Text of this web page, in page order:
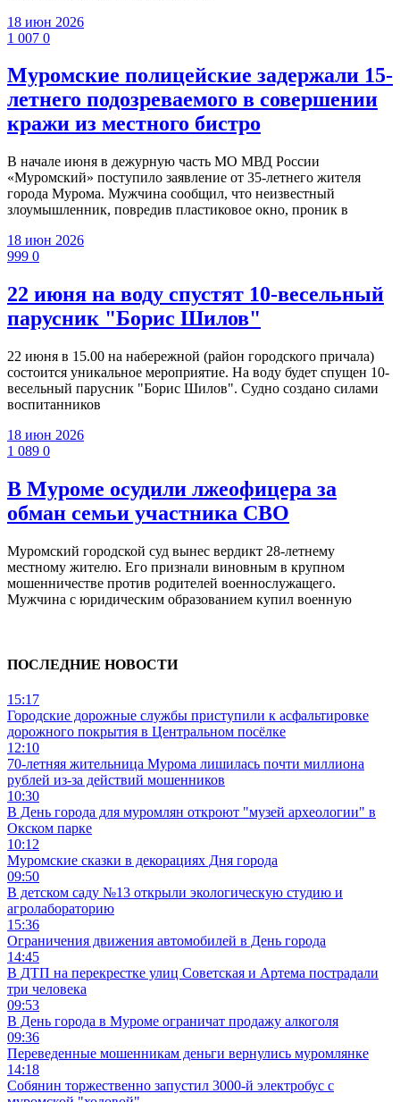
18 июн 2026
1 007 0
Муромские полицейские задержали 15-
летнего подозреваемого в совершении
кражи из местного бистро
В начале июня в дежурную часть МО МВД России
«Муромский» поступило заявление от 35-летнего жителя
города Мурома. Мужчина сообщил, что неизвестный
злоумышленник, повредив пластиковое окно, проник в
18 июн 2026
999 0
22 июня на воду спустят 10-весельный
парусник "Борис Шилов"
22 июня в 15.00 на набережной (район городского причала)
состоится уникальное мероприятие. На воду будет спущен 10-
весельный парусник "Борис Шилов". Судно создано силами
воспитанников
18 июн 2026
1 089 0
В Муроме осудили лжеофицера за
обман семьи участника СВО
Муромский городской суд вынес вердикт 28-летнему
местному жителю. Его признали виновным в крупном
мошенничестве против родителей военнослужащего.
Мужчина с юридическим образованием купил военную
ПОСЛЕДНИЕ НОВОСТИ
15:17
Городские дорожные службы приступили к асфальтировке
дорожного покрытия в Центральном посёлке
12:10
70-летняя жительница Мурома лишилась почти миллиона
рублей из-за действий мошенников
10:30
В День города для муромлян откроют "музей археологии" в
Окском парке
10:12
Муромские сказки в декорациях Дня города
09:50
В детском саду №13 открыли экологическую студию и
агролабораторию
15:36
Ограничения движения автомобилей в День города
14:45
В ДТП на перекрестке улиц Советская и Артема пострадали
три человека
09:53
В День города в Муроме ограничат продажу алкоголя
09:36
Переведенные мошенникам деньги вернулись муромлянке
14:18
Собянин торжественно запустил 3000-й электробус с